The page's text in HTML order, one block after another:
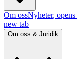
Om ossNyheter,
new tab
Om oss & Juridik